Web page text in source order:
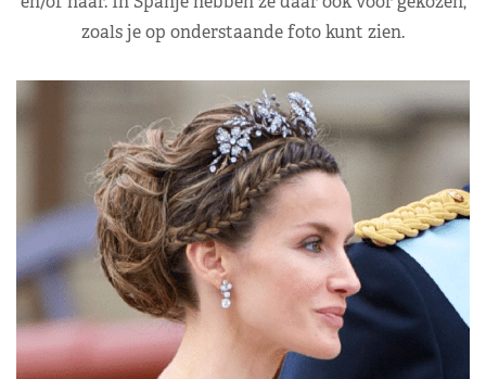
zoals je op onderstaande foto kunt zien.